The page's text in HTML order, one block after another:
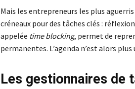
Mais les entrepreneurs les plus
créneaux pour des tâches clés :
appelée time blocking, permet de
permanentes. L’agenda n’est alors
Les gestionnaires de